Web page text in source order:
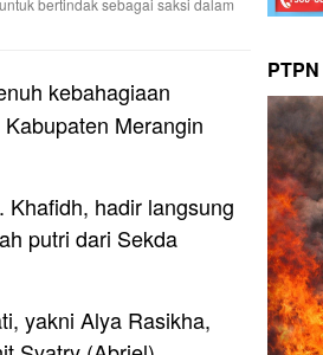
bertindak sebagai saksi dalam
kebahagiaan
Merangin
Khafidh, hadir langsung
putri dari Sekda
yakni Alya Rasikha,